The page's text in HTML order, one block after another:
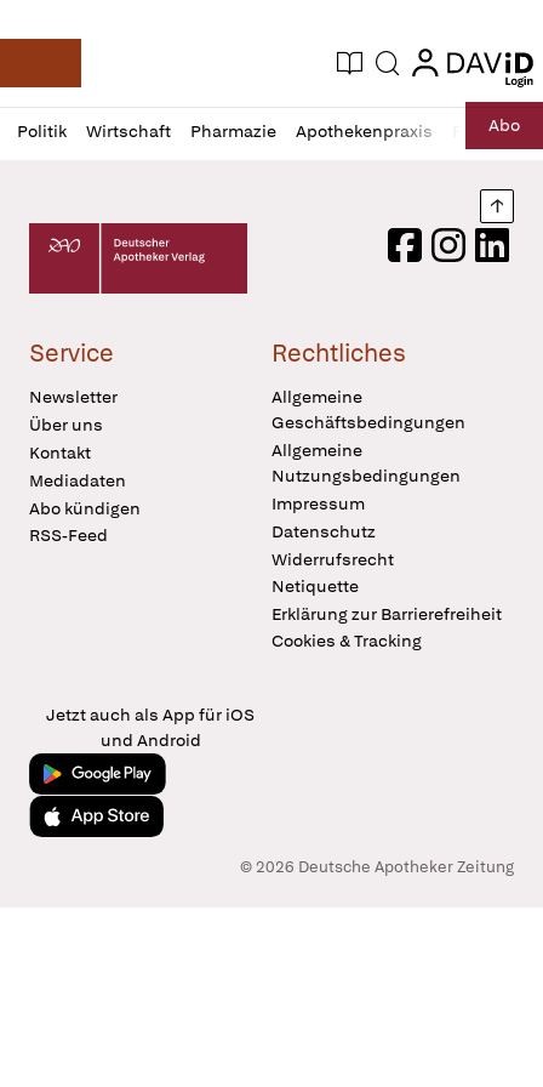
Deutsche Apotheker Zeitung
Aktuelle Ausgabe
Suche login
login
Politik Wirtschaft Pharmazie Apothekenpraxis RechtAbo
Profil
öffnen
Daz
Pur
Deutscher Apotheker Verlag Logo
FacebookInstagram
Service
Newsletter
Über uns
Kontakt
Mediadaten
Abo kündigen
RSS-Feed
Rechtliches
Allgemeine
Geschäftsbedingungen
Allgemeine
Nutzungsbedingungen
Impressum
Datenschutz
Widerrufsrecht
Netiquette
Erklärung zur Barrierefreiheit
Cookies & Tracking
Jetzt auch als App für iOS
und Android
Jetzt bei Google Play
Laden im App Store
© 2026 Deutsche Apotheker Zeitung